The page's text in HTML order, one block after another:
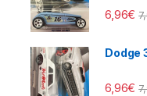
6,96€
Dodge
6,96€